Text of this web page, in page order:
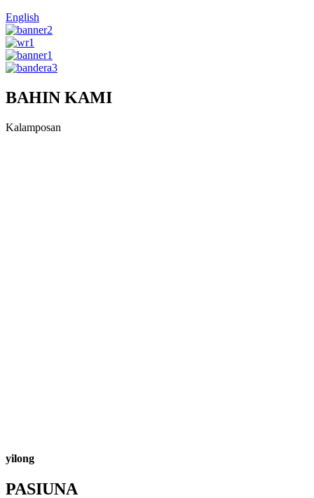
English
BAHIN KAMI
Kalamposan
yilong
PASIUNA